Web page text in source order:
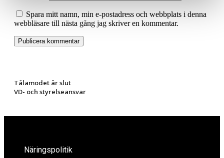
Spara mitt namn, min e-postadress och webbplats i denna
webbläsare till nästa gång jag skriver en kommentar.
Tålamodet är slut
VD- och styrelseansvar
Näringspolitik